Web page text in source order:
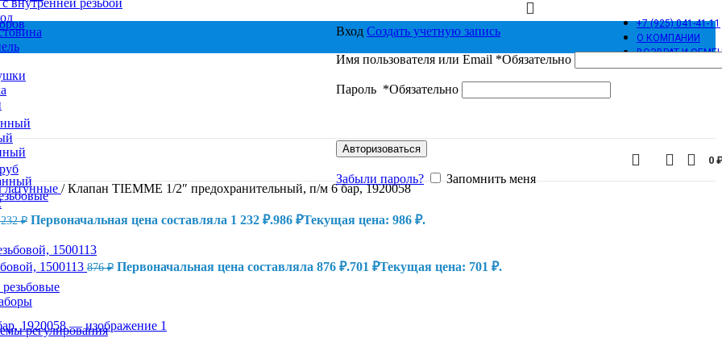
+7 (925) 041-41-11
О КОМПАНИИ
ВОЗВРАТ И
Вход Cоздать учетную запись
Имя пользователя или Email *Обязательно
Пароль *Обязательно
Авторизоваться
Забыли пароль? Запомнить меня
внутренней резьбой
регулирования
0
/ Клапан TIEMME 1/2″ предохранительный, п/м 6 бар, 1920058
₽ Первоначальная цена составляла 1 232 ₽.986 ₽Текущая цена: 986 ₽.
1500113 876₽ Первоначальная цена составляла 876 ₽.701 ₽Текущая цена: 701 ₽.